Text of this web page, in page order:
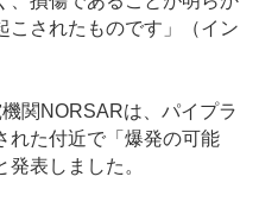
こされたものです」（イン
関NORSARは、パイプラ
れた付近で「爆発の可能
表しました。